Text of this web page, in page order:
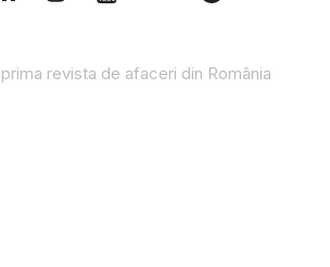
revista de afaceri din România